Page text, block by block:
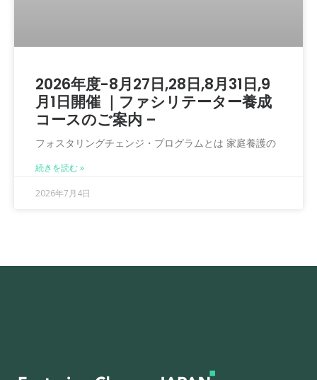
2026年度-8月27日,28日,8月31日,9
月1日開催 ｜ファシリテーター養成
コースのご案内 –
フォスタリングチェンジ・プログラムとは 家庭養護の
続きを読む »
2026年7月4日